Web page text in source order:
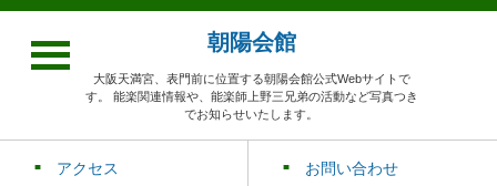
朝陽会館
大阪天満宮、表門前に位置する朝陽会館公式Webサイトで
す。 能楽関連情報や、能楽師上野三兄弟の活動など写真つき
でお知らせいたします。
アクセス お問い合わせ